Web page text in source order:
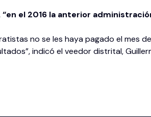
“en el 2016 la anterior
no se les haya pagado el mes
indicó el veedor distrital,